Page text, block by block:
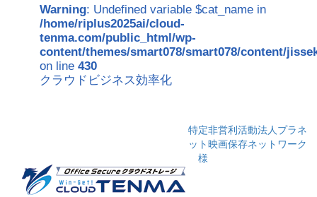
Warning: Undefined variable $cat_name in
/home/riplus2025ai/cloud-
tenma.com/public_html/wp-
content/themes/smart078/smart078/content/
on line430
クラウドビジネス効率化
特定非営利活動法人プラネ
ット映画保存ネットワーク
様